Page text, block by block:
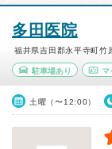
多田医院
福井県吉田郡永平寺町竹
駐車場あり マ
土曜（〜12:00）